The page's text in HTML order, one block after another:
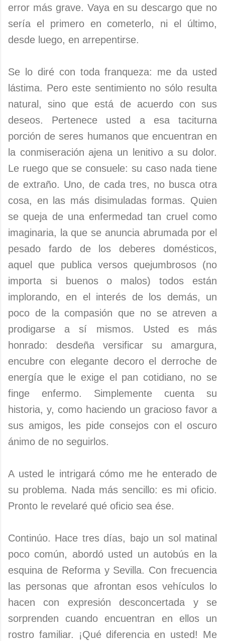
error más grave. Vaya en su descargo que no
sería el primero en cometerlo, ni el último,
desde luego, en arrepentirse.
Se lo diré con toda franqueza: me da usted
lástima. Pero este sentimiento no sólo resulta
natural, sino que está de acuerdo con sus
deseos. Pertenece usted a esa taciturna
porción de seres humanos que encuentran en
la conmiseración ajena un lenitivo a su dolor.
Le ruego que se consuele: su caso nada tiene
de extraño. Uno, de cada tres, no busca otra
cosa, en las más disimuladas formas. Quien
se queja de una enfermedad tan cruel como
imaginaria, la que se anuncia abrumada por el
pesado fardo de los deberes domésticos,
aquel que publica versos quejumbrosos (no
importa si buenos o malos) todos están
implorando, en el interés de los demás, un
poco de la compasión que no se atreven a
prodigarse a sí mismos. Usted es más
honrado: desdeña versificar su amargura,
encubre con elegante decoro el derroche de
energía que le exige el pan cotidiano, no se
finge enfermo. Simplemente cuenta su
historia, y, como haciendo un gracioso favor a
sus amigos, les pide consejos con el oscuro
ánimo de no seguirlos.
A usted le intrigará cómo me he enterado de
su problema. Nada más sencillo: es mi oficio.
Pronto le revelaré qué oficio sea ése.
Continúo. Hace tres días, bajo un sol matinal
poco común, abordó usted un autobús en la
esquina de Reforma y Sevilla. Con frecuencia
las personas que afrontan esos vehículos lo
hacen con expresión desconcertada y se
sorprenden cuando encuentran en ellos un
rostro familiar. ¡Qué diferencia en usted! Me